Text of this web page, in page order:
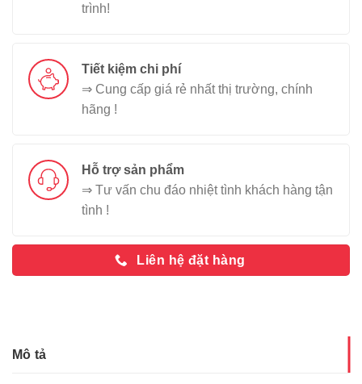
trình!
Tiết kiệm chi phí
⇒ Cung cấp giá rẻ nhất thị trường, chính
hãng !
Hỗ trợ sản phẩm
⇒ Tư vấn chu đáo nhiệt tình khách hàng tận
tình !
Liên hệ đặt hàng
Mô tả